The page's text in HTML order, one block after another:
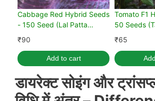
Cabbage Red Hybrid Seeds
- 150 Seed (Lal Patta
gobhi) (लाल पत्ता गोभी के बीज)
₹90
Add to cart
Tomato F1
50 Seeds
के बीज)
₹65
डायरेक्ट सोइंग और